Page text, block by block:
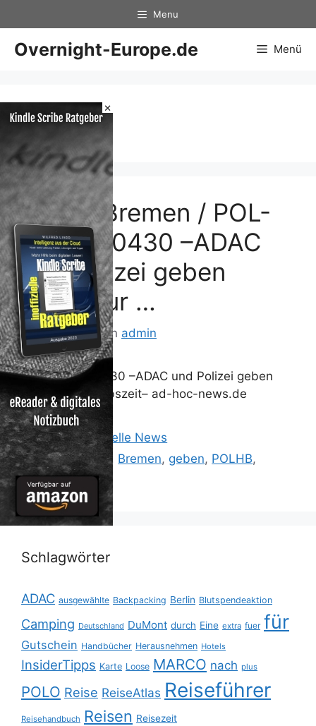
×
Inhalt
springen
Menu
Overnight-Europe.de Menü
0430
Polizei Bremen / POL-
HB: Nr: 0430 –ADAC
und Polizei geben
Tipps zur …
20. Juli 2014 von admin
POL-HB: Nr: 0430 –ADAC und Polizei geben
Tipps zur Urlaubszeit– ad-hoc-news.de
Kategorien
Reisen: Aktuelle News
Schlagwörter
0430,ADAC, Bremen, geben, POLHB,
Polizei,Tipps.
Schlagwörter
ADAC ausgewählte Backpacking Berlin Blutspendeaktion
Camping Deutschland DuMont durch Eine extra fuer für
Gutschein Handbücher Herausnehmen Hotels
InsiderTipps Karte Loose MARCO nach plus
POLO Reise ReiseAtlas Reiseführer
Reisehandbuch Reisen Reisezeit